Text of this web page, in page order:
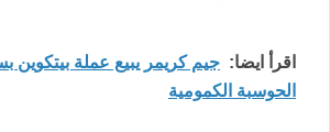
اقرأ ايضا: جيم كريمر يبيع عملة بيتكوين
الحوسبة الكمومية